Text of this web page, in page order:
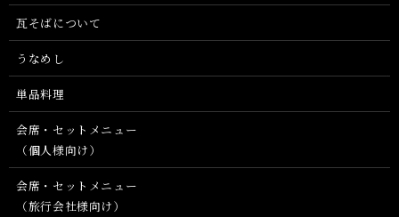
瓦そばについて
うなめし
単品料理
会席・セットメニュー
（個人様向け）
会席・セットメニュー
（旅行会社様向け）